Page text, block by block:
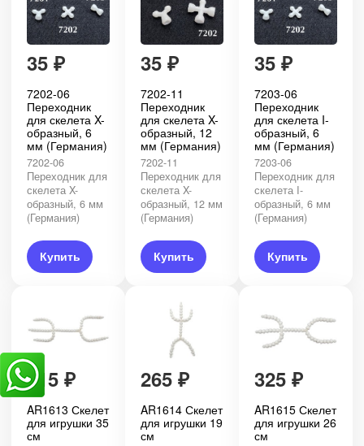
35 ₽
7202-06
Переходник
для скелета X-
образный, 6
мм (Германия)
7202-06
Переходник для
скелета X-
образный, 6 мм
(Германия)
Купить
35 ₽
7202-11
Переходник
для скелета X-
образный, 12
мм (Германия)
7202-11
Переходник для
скелета X-
образный, 12 мм
(Германия)
Купить
35 ₽
7203-06
Переходник
для скелета I-
образный, 6
мм (Германия)
7203-06
Переходник для
скелета I-
образный, 6 мм
(Германия)
Купить
415 ₽
AR1613 Скелет
для игрушки 35
см
265 ₽
AR1614 Скелет
для игрушки 19
см
325 ₽
AR1615 Скелет
для игрушки 26
см